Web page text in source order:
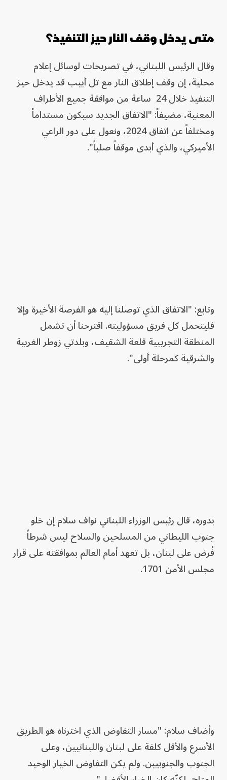
متى يدخل وقف النار حيز التنفيذ؟
وقال الرئيس اللبناني، في تصريحات لوسائل إعلام
محلية، إن وقف إطلاق ​النار ⁠مع ​تل أبيب ​قد ‌يدخل ​حيز
⁠التنفيذ ​خلال ⁠24 ‌ ساعة ‌من ​موافقة ‌جميع ‌الأطراف ​
المعنية، مضيفاً: "الاتفاق الجديد سيكون مستداماً
ومختلفاً عن اتفاق 2024، ونعول على دور الراعي
الأميركي، والذي أبدى موقفاً صلباً".
وتابع: "الاتفاق الذي توصلنا إليه هو الفرصة الأخيرة وإلا
فليتحمل كل فريق مسؤوليته. اقترحنا أن تشمل
المنطقة التجريبية قلعة الشقيف، وبلدتي زوطر الغربية
والشرقية كمرحلة أولى".
بدوره، قال رئيس الوزراء اللبناني نواف سلام إن خلو
جنوب الليطاني من المسلحين والسلاح ليس شرطاً
فُرض على لبنان، بل تعهد أمام العالم بموافقته على قرار
مجلس الأمن 1701.
وأضاف سلام: "مسار التفاوض الذي اخترناه هو الطريق
الأسرع والأقل كلفة على لبنان واللبنانيين، وعلى
الجنوب والجنوبيين. ولم يكن التفاوض الخيار الوحيد